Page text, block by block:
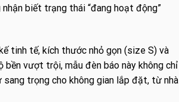
biết trạng thái “đang hoạt động”
tinh tế, kích thước nhỏ gọn (size S) và
vượt trội, mẫu đèn báo này không chỉ
trọng cho không gian lắp đặt, từ nhà